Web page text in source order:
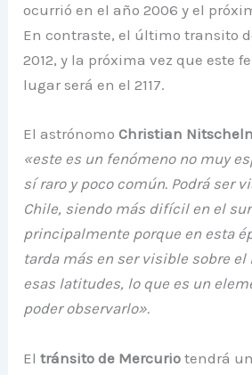
ocurrió en el año 2006 y el
En contraste, el último transito
2012, y la próxima vez que este
lugar será en el 2117.
El astrónomoChristian
«este es un fenómeno no muy
sí raro y poco común. Podrá ser
Chile, siendo más difícil en el
principalmente porque en esta
tarda más en ser visible sobre el
esas latitudes, lo que es un
poder observarlo».
Eltránsito de Mercurio tendrá